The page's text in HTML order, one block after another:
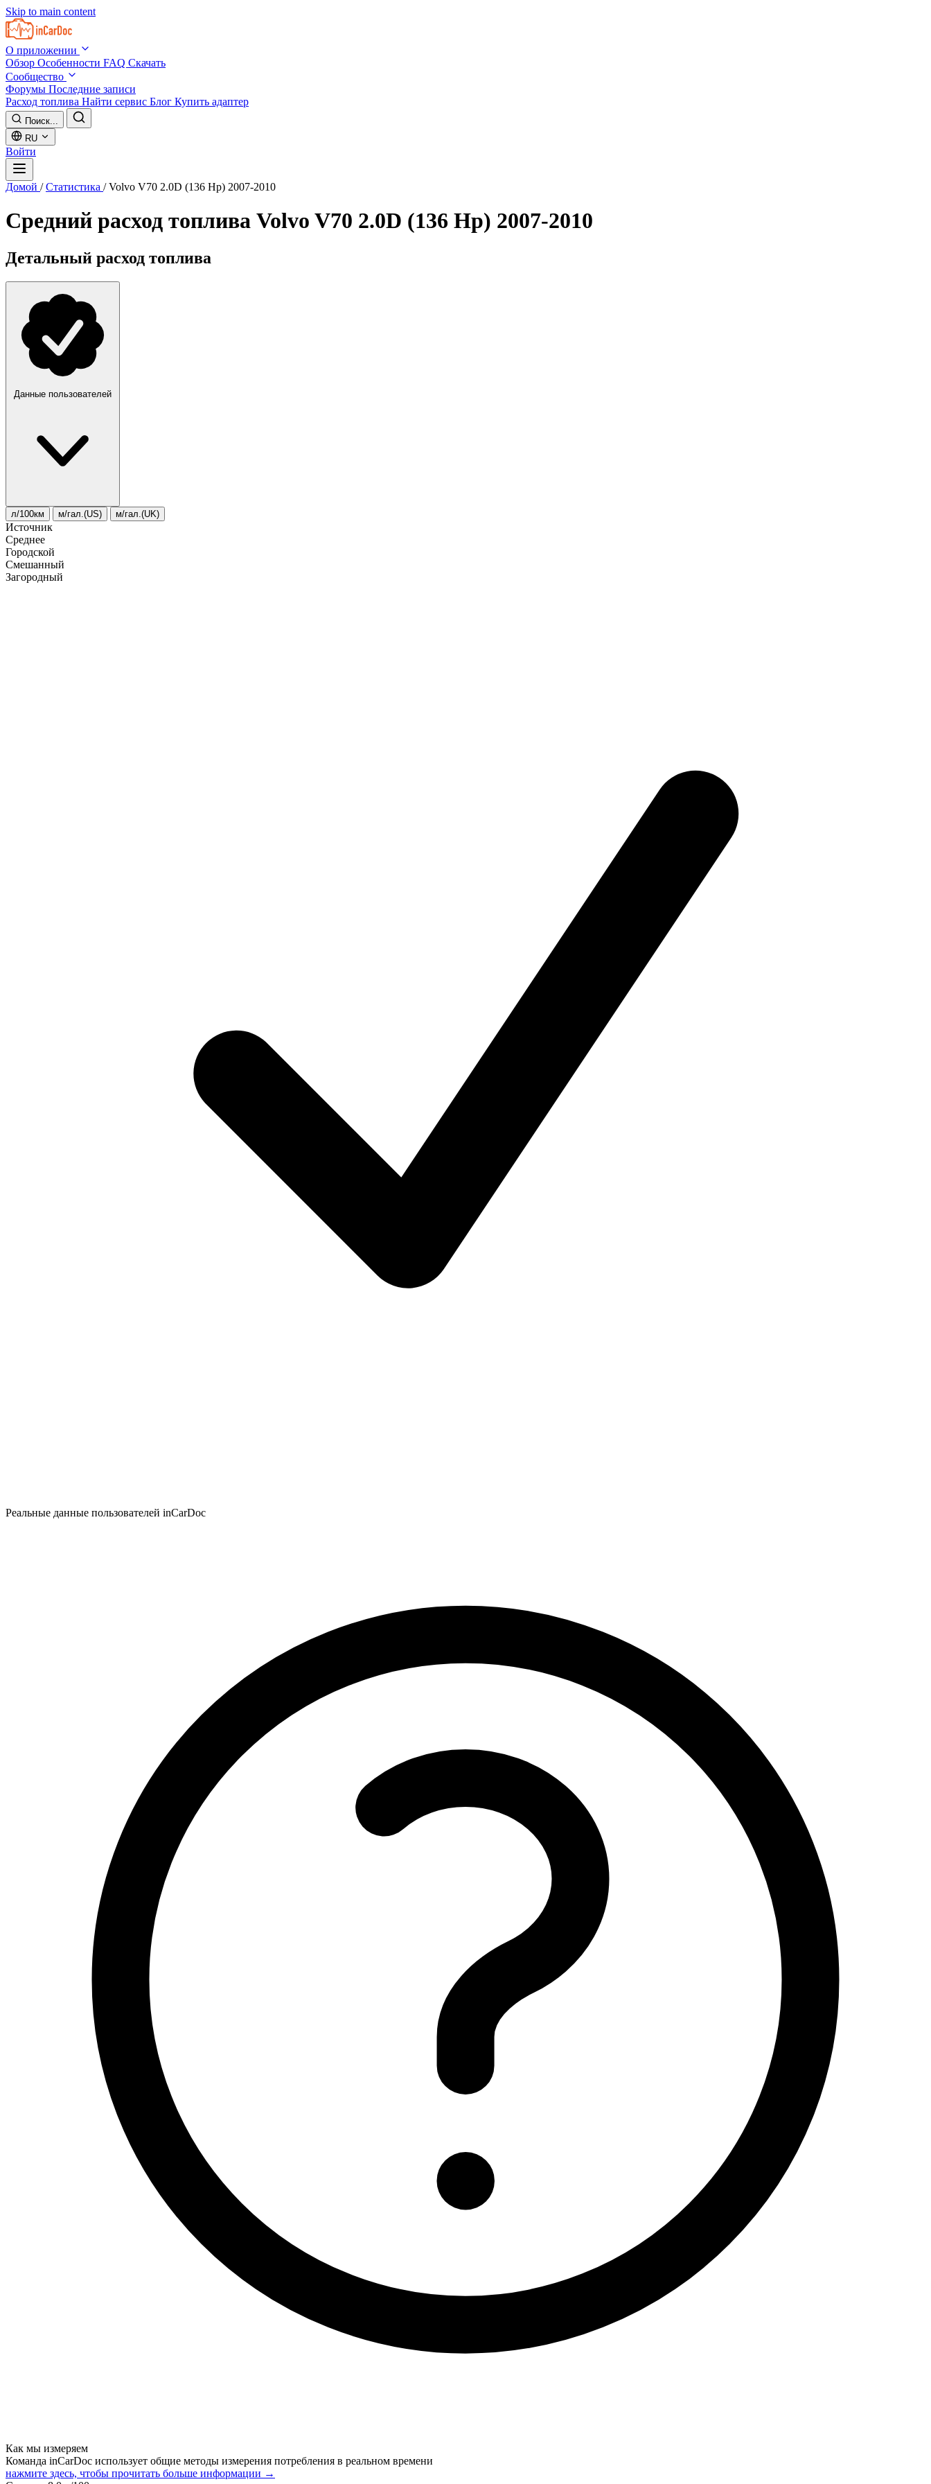
Skip to main content
О приложении
Обзор Особенности FAQ Скачать
Сообщество
Форумы Последние записи
Расход топлива Найти сервис Блог Купить адаптер
Поиск...
RU
Войти
Домой / Статистика / Volvo V70 2.0D (136 Hp) 2007-2010
Средний расход топлива Volvo V70 2.0D (136 Hp) 2007-2010
Детальный расход топлива
Данные пользователей
л/100км м/гал.(US) м/гал.(UK)
Источник
Среднее
Городской
Смешанный
Загородный
Реальные данные пользователей inCarDoc
Как мы измеряем
Команда inCarDoc использует общие методы измерения потребления в реальном времени
нажмите здесь, чтобы прочитать больше информации →